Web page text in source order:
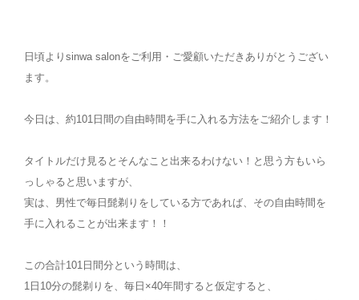
日頃よりsinwa salonをご利用・ご愛顧いただきありがとうござい
ます。
今日は、約101日間の自由時間を手に入れる方法をご紹介します！
タイトルだけ見るとそんなこと出来るわけない！と思う方もいら
っしゃると思いますが、
実は、男性で毎日髭剃りをしている方であれば、その自由時間を
手に入れることが出来ます！！
この合計101日間分という時間は、
1日10分の髭剃りを、毎日×40年間すると仮定すると、